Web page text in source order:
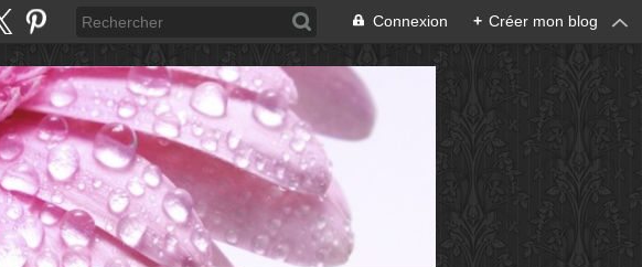
Connexion + Créer mon blog